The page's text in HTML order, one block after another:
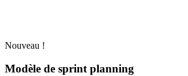
Nouveau !
Modèle de sprint planning